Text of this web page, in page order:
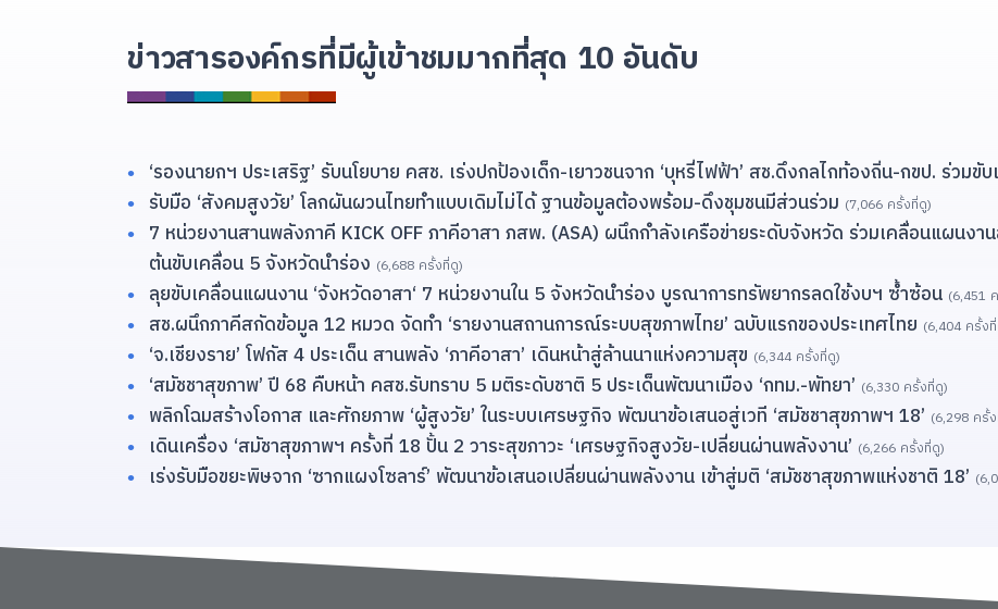
ข่าวสารองค์กรที่มีผู้เข้าชมมากที่สุด 10 อันดับ
‘รองนายกฯ ประเสริฐ’ รับนโยบาย คสช. เร่งปกป้องเด็ก-เยาวชนจาก ‘บุหรี่ไฟฟ้า’ สช.ดึงกลไกท้องถิ่น-กขป. ร่วมขั
รับมือ ‘สังคมสูงวัย’ โลกผันผวนไทยทำแบบเดิมไม่ได้ ฐานข้อมูลต้องพร้อม-ดึงชุมชนมีส่วนร่วม (7,066 ครั้งที่ดู)
7 หน่วยงานสานพลังภาคี KICK OFF ภาคีอาสา ภสพ. (ASA) ผนึกกำลังเครือข่ายระดับจังหวัด ร่วมเคลื่อนแผนงา
ต้นขับเคลื่อน 5 จังหวัดนำร่อง (6,688 ครั้งที่ดู)
ลุยขับเคลื่อนแผนงาน ‘จังหวัดอาสา‘ 7 หน่วยงานใน 5 จังหวัดนำร่อง บูรณาการทรัพยากรลดใช้งบฯ ซ้ำซ้อน (6,451
สช.ผนึกภาคีสกัดข้อมูล 12 หมวด จัดทำ ‘รายงานสถานการณ์ระบบสุขภาพไทย’ ฉบับแรกของประเทศไทย (6,404 ครั้ง
‘จ.เชียงราย’ โฟกัส 4 ประเด็น สานพลัง ‘ภาคีอาสา’ เดินหน้าสู่ล้านนาแห่งความสุข (6,344 ครั้งที่ดู)
‘สมัชชาสุขภาพ’ ปี 68 คืบหน้า คสช.รับทราบ 5 มติระดับชาติ 5 ประเด็นพัฒนาเมือง ‘กทม.-พัทยา’ (6,330 ครั้งที่ดู)
พลิกโฉมสร้างโอกาส และศักยภาพ ‘ผู้สูงวัย’ ในระบบเศรษฐกิจ พัฒนาข้อเสนอสู่เวที ‘สมัชชาสุขภาพฯ 18’ (6,298 ครั้
เดินเครื่อง ‘สมัชาสุขภาพฯ ครั้งที่ 18 ปั้น 2 วาระสุขภาวะ ‘เศรษฐกิจสูงวัย-เปลี่ยนผ่านพลังงาน’ (6,266 ครั้งที่ดู)
เร่งรับมือขยะพิษจาก ‘ซากแผงโซลาร์’ พัฒนาข้อเสนอเปลี่ยนผ่านพลังงาน เข้าสู่มติ ‘สมัชชาสุขภาพแห่งชาติ 18’